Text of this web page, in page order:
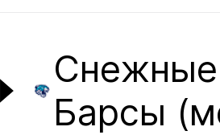
Снежные
Барсы